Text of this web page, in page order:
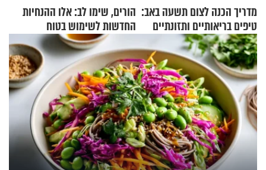
מדריך הכנה לצום תשעה באב:
טיפים בריאותיים ותזונתיים
לשמירה על הגוף
הורים, שימו לב: אלו ההנחיות
החדשות לשימוש בטוח
בסקווישי לאחר מקרי אשפוז